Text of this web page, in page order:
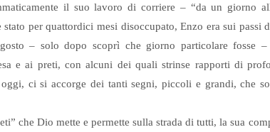
il suo lavoro di corriere – “da un giorno
per quattordici mesi disoccupato, Enzo era sui passi
– solo dopo scoprì che giorno particolare fosse
e ai preti, con alcuni dei quali strinse rapporti di
ci si accorge dei tanti segni, piccoli e grandi, che
che Dio mette e permette sulla strada di tutti, la sua